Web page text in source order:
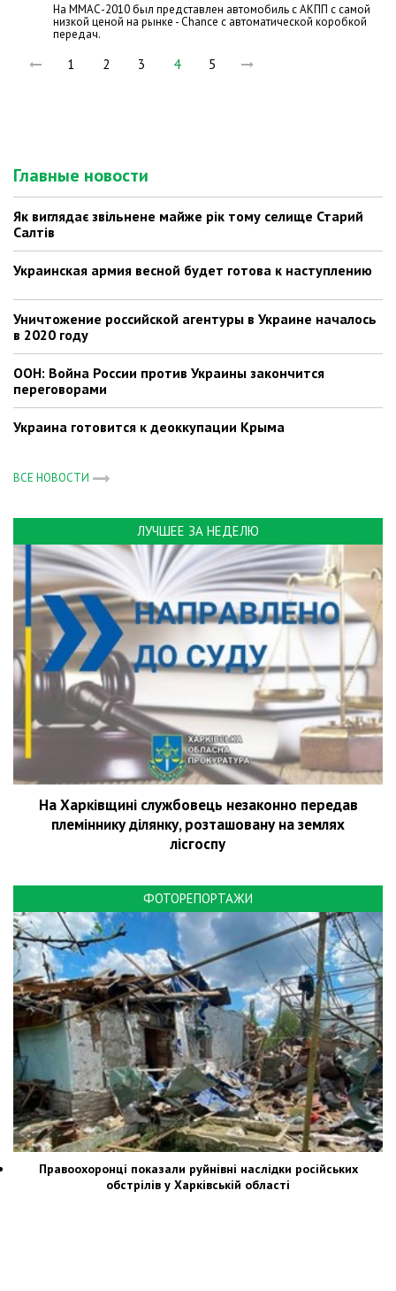
На ММАС-2010 был представлен автомобиль с АКПП с самой
низкой ценой на рынке - Chance с автоматической коробкой
передач.
1 2 3 4 5
Главные новости
Як виглядає звільнене майже рік тому селище Старий
Салтів
Украинская армия весной будет готова к наступлению
Уничтожение российской агентуры в Украине началось
в 2020 году
ООН: Война России против Украины закончится
переговорами
Украина готовится к деоккупации Крыма
ВСЕ НОВОСТИ
ЛУЧШЕЕ ЗА НЕДЕЛЮ
На Харківщині службовець незаконно передав
племіннику ділянку, розташовану на землях
лісгоспу
ФОТОРЕПОРТАЖИ
Правоохоронці показали руйнівні наслідки російських
обстрілів у Харківській області